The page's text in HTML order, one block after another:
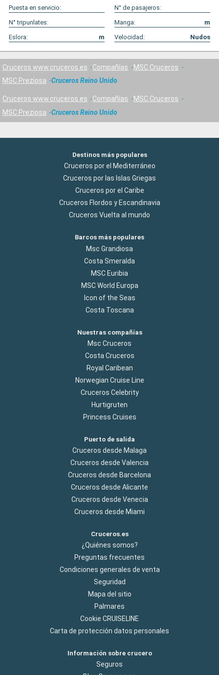
Puesta en servicio:
N° de pasajeros:
N° tripunlates:
Manga:
m
Eslora:
m Velocidad: Nudos
Cruceros www.cruceros.es Compañías
MSC Cruceros
MSC Preziosa
Cruceros Reino Unido
Cruceros www.cruceros.es Compañías
MSC Cruceros
MSC Preziosa
Cruceros Reino Unido
Destinos más populares
Cruceros por el Mediterráneo
Cruceros por las Islas Griegas
Cruceros por el Caribe
Cruceros Flordos y Escandinavia
Cruceros Vuelta al mundo
Barcos más populares
Msc Grandiosa
Costa Smeralda
MSC Euribia
MSC World Europa
Icon of the Seas
Costa Toscana
Nuestras compañías
Msc Cruceros
Costa Cruceros
Royal Caribean
Norwegian Cruise Line
Cruceros Celebrity
Hurtigruten
Princess Cruises
Puerto de salida
Cruceros desde Malaga
Cruceros desde Valencia
Cruceros desde Barcelona
Cruceros desde Alicante
Cruceros desde Venecia
Cruceros desde Miami
Cruceros.es
¿Quiénes somos?
Preguntas frecuentes
Condiciones generales de venta
Seguridad
Mapa del sitio
Palmares
Cookie CRUISELINE
Carta de protección datos personales
Información sobre crucero
Seguros